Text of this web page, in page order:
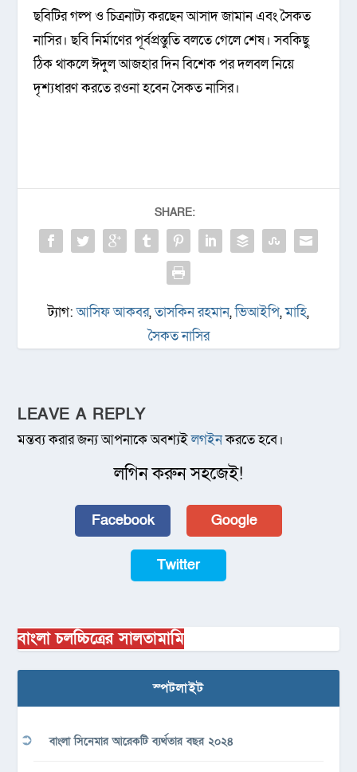
ছবিটির গল্প ও চিত্রনাট্য করছেন আসাদ জামান এবং সৈকত
নাসির। ছবি নির্মাণের পূর্বপ্রস্তুতি বলতে গেলে শেষ। সবকিছু
ঠিক থাকলে ঈদুল আজহার দিন বিশেক পর দলবল নিয়ে
দৃশ্যধারণ করতে রওনা হবেন সৈকত নাসির।
SHARE:
ট্যাগ:আসিফ আকবর,তাসকিন রহমান,ভিআইপি,মাহি,
সৈকত নাসির
LEAVE A REPLY
মন্তব্য করার জন্য আপনাকে অবশ্যইলগইনকরতে হবে।
লগিন করুন সহজেই!
Facebook Google
Twitter
বাংলা চলচ্চিত্রের সালতামামি
স্পটলাইট
বাংলা সিনেমার আরেকটি ব্যর্থতার বছর ২০২৪